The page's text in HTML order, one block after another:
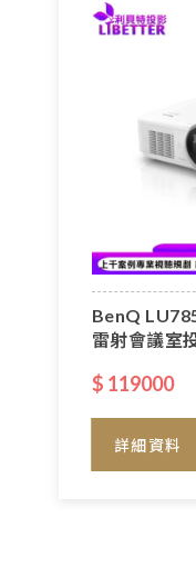
BenQ
雷射會議室
$ 119000
詳細資料